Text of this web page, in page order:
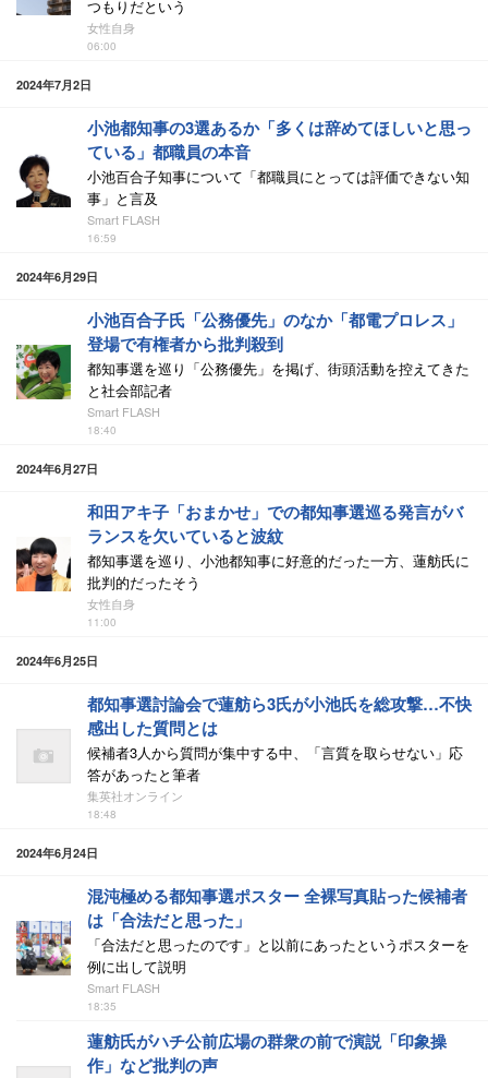
つもりだという
女性自身
06:00
2024年7月2日
小池都知事の3選あるか「多くは辞めてほしいと思っ
ている」都職員の本音
小池百合子知事について「都職員にとっては評価できない知
事」と言及
Smart FLASH
16:59
2024年6月29日
小池百合子氏「公務優先」のなか「都電プロレス」
登場で有権者から批判殺到
都知事選を巡り「公務優先」を掲げ、街頭活動を控えてきた
と社会部記者
Smart FLASH
18:40
2024年6月27日
和田アキ子「おまかせ」での都知事選巡る発言がバ
ランスを欠いていると波紋
都知事選を巡り、小池都知事に好意的だった一方、蓮舫氏に
批判的だったそう
女性自身
11:00
2024年6月25日
都知事選討論会で蓮舫ら3氏が小池氏を総攻撃…不快
感出した質問とは
候補者3人から質問が集中する中、「言質を取らせない」応
答があったと筆者
集英社オンライン
18:48
2024年6月24日
混沌極める都知事選ポスター 全裸写真貼った候補者
は「合法だと思った」
「合法だと思ったのです」と以前にあったというポスターを
例に出して説明
Smart FLASH
18:35
蓮舫氏がハチ公前広場の群衆の前で演説「印象操
作」など批判の声